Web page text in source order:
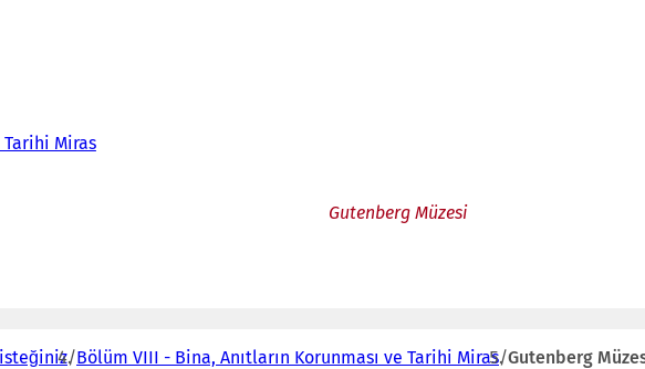
Tarihi Miras
Gutenberg Müzesi
Bölüm VIII - Bina, Anıtların Korunması ve Tarihi Miras Gutenberg